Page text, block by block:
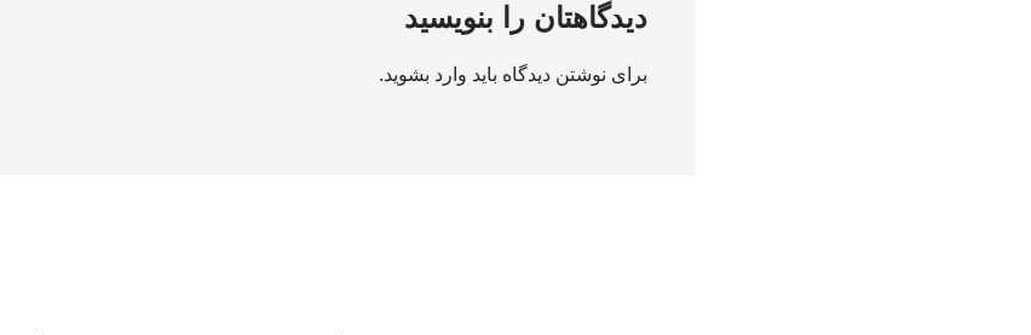
دیدگاهتان را بنویسید
برای نوشتن دیدگاه باید وارد بشوید.